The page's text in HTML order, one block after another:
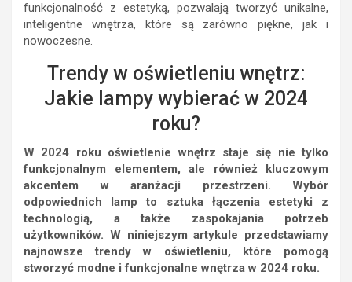
funkcjonalność z estetyką, pozwalają tworzyć unikalne,
inteligentne wnętrza, które są zarówno piękne, jak i
nowoczesne.
Trendy w oświetleniu wnętrz:
Jakie lampy wybierać w 2024
roku?
W 2024 roku oświetlenie wnętrz staje się nie tylko
funkcjonalnym elementem, ale również kluczowym
akcentem w aranżacji przestrzeni. Wybór
odpowiednich lamp to sztuka łączenia estetyki z
technologią, a także zaspokajania potrzeb
użytkowników. W niniejszym artykule przedstawiamy
najnowsze trendy w oświetleniu, które pomogą
stworzyć modne i funkcjonalne wnętrza w 2024 roku.